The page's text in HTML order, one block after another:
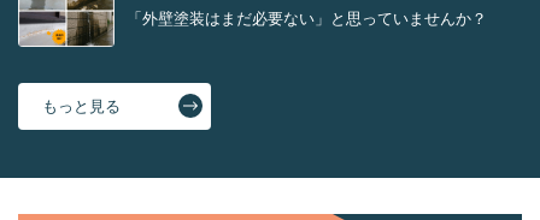
「外壁塗装はまだ必要ない」と思っていませんか？
もっと見る